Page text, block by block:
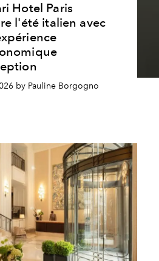
Hotel Paris
l'été italien avec
by Pauline Borgogno